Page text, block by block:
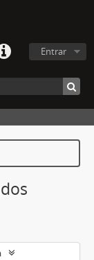
Entrar